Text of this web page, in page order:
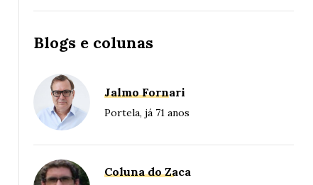
Blogs e colunas
Jalmo Fornari
Portela, já 71 anos
Coluna do Zaca